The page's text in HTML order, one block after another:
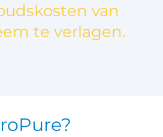
van
te verlagen.